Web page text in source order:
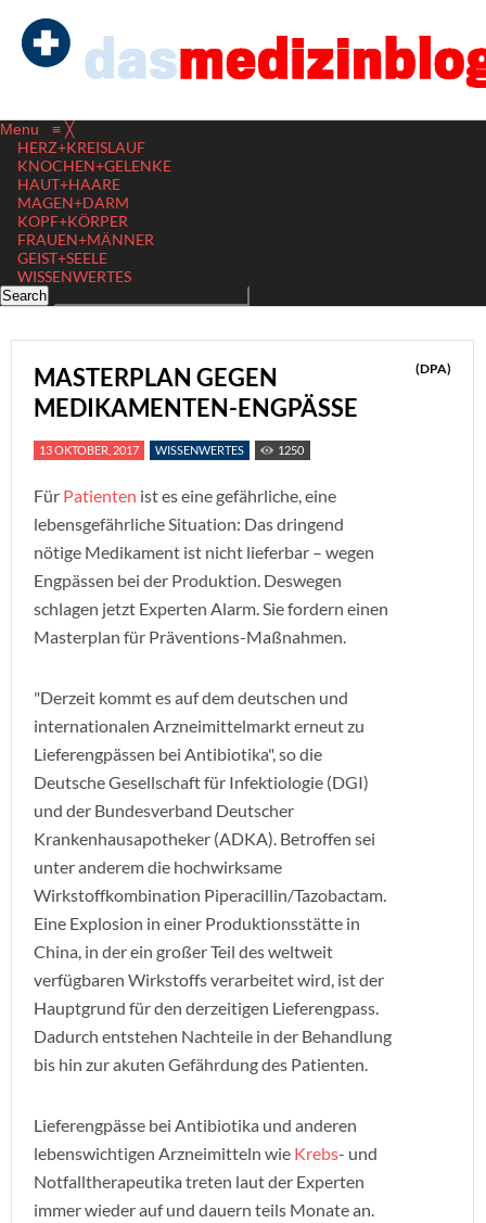
Menu ≡ ╳
HERZ+KREISLAUF
KNOCHEN+GELENKE
HAUT+HAARE
MAGEN+DARM
KOPF+KÖRPER
FRAUEN+MÄNNER
GEIST+SEELE
WISSENWERTES
MASTERPLAN GEGEN
MEDIKAMENTEN-ENGPÄSSE
(DPA)
13 OKTOBER, 2017 WISSENWERTES 1250
Für Patienten ist es eine gefährliche, eine
lebensgefährliche Situation: Das dringend
nötige Medikament ist nicht lieferbar – wegen
Engpässen bei der Produktion. Deswegen
schlagen jetzt Experten Alarm. Sie fordern einen
Masterplan für Präventions-Maßnahmen.
"Derzeit kommt es auf dem deutschen und
internationalen Arzneimittelmarkt erneut zu
Lieferengpässen bei Antibiotika", so die
Deutsche Gesellschaft für Infektiologie (DGI)
und der Bundesverband Deutscher
Krankenhausapotheker (ADKA). Betroffen sei
unter anderem die hochwirksame
Wirkstoffkombination Piperacillin/Tazobactam.
Eine Explosion in einer Produktionsstätte in
China, in der ein großer Teil des weltweit
verfügbaren Wirkstoffs verarbeitet wird, ist der
Hauptgrund für den derzeitigen Lieferengpass.
Dadurch entstehen Nachteile in der Behandlung
bis hin zur akuten Gefährdung des Patienten.
Lieferengpässe bei Antibiotika und anderen
lebenswichtigen Arzneimitteln wie Krebs- und
Notfalltherapeutika treten laut der Experten
immer wieder auf und dauern teils Monate an.